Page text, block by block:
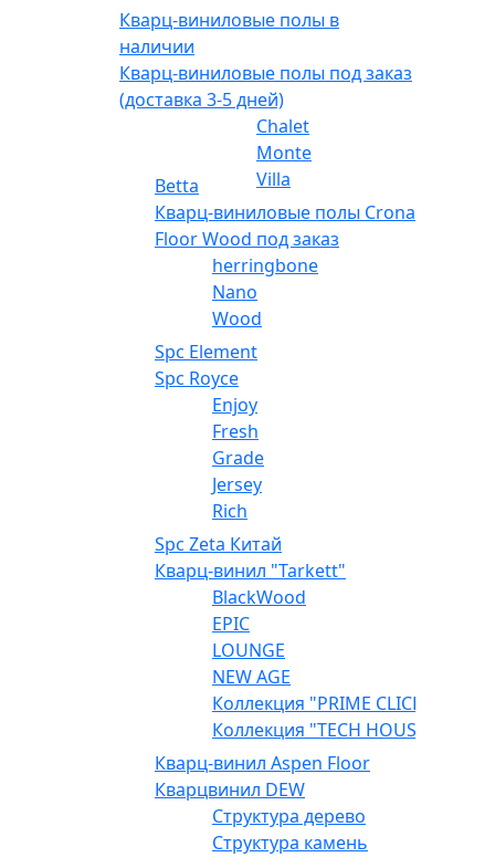
Кварц-виниловые полы в
наличии
Кварц-виниловые полы под заказ
(доставка 3-5 дней)
Betta
Chalet
Monte
Villa
Кварц-виниловые полы Crona
Floor Wood под заказ
herringbone
Nano
Wood
Spc Element
Spc Royce
Enjoy
Fresh
Grade
Jersey
Rich
Spc Zeta Китай
Кварц-винил "Tarkett"
BlackWood
EPIC
LOUNGE
NEW AGE
Коллекция "PRIME CLICK"
Коллекция "TECH HOUSE"
Кварц-винил Aspen Floor
Кварцвинил DEW
Структура дерево
Структура камень